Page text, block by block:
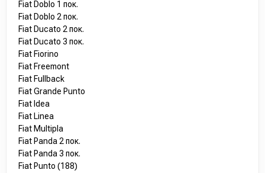
Fiat Doblo 1 пок.
Fiat Doblo 2 пок.
Fiat Ducato 2 пок.
Fiat Ducato 3 пок.
Fiat Fiorino
Fiat Freemont
Fiat Fullback
Fiat Grande Punto
Fiat Idea
Fiat Linea
Fiat Multipla
Fiat Panda 2 пок.
Fiat Panda 3 пок.
Fiat Punto (188)